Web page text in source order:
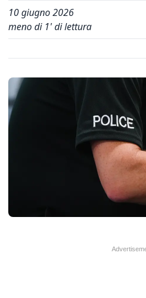
10 giugno 2026
meno di 1' di lettura